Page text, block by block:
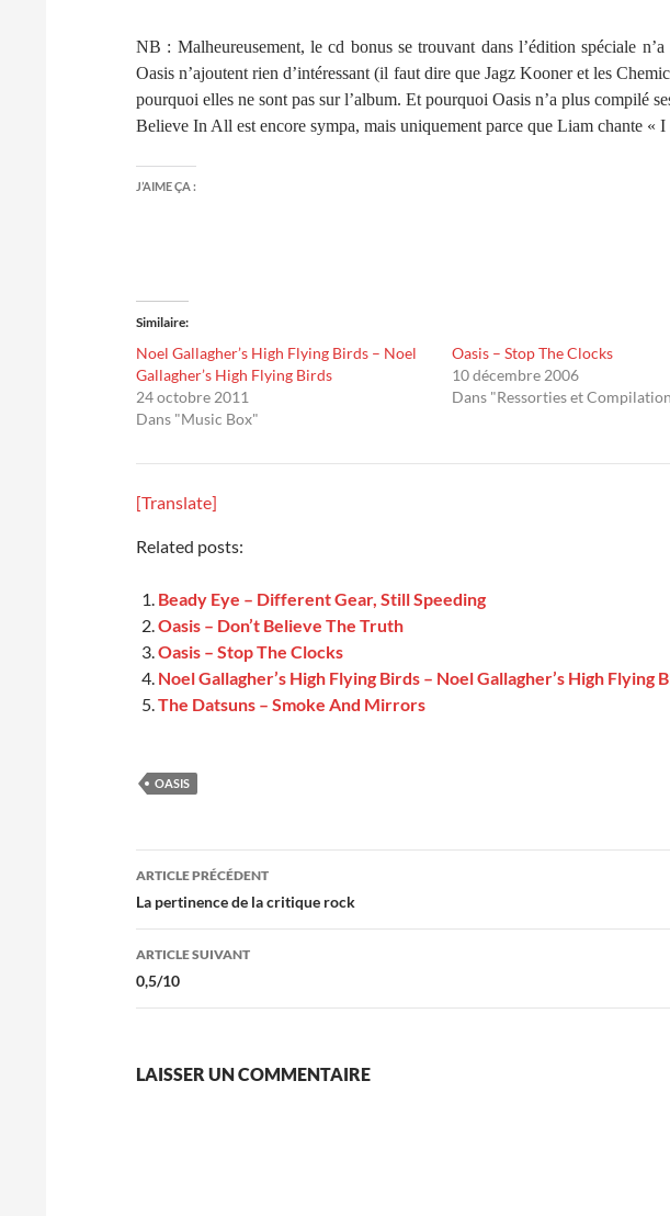
NB : Malheureusement, le cd bonus se trouvant dans l’édition spéciale
Oasis n’ajoutent rien d’intéressant (il faut dire que Jagz Kooner et les
pourquoi elles ne sont pas sur l’album. Et pourquoi Oasis n’a plus compilé
Believe In All est encore sympa, mais uniquement parce que Liam chante « I
J’AIME ÇA :
Similaire
Noel Gallagher’s High Flying Birds – Noel
Gallagher’s High Flying Birds
24 octobre 2011
Dans "Music Box"
Oasis – Stop The Clocks
10 décembre 2006
Dans "Ressorties et
[Translate]
Related posts:
Beady Eye – Different Gear, Still Speeding
Oasis – Don’t Believe The Truth
Oasis – Stop The Clocks
Noel Gallagher’s High Flying Birds – Noel Gallagher’s High Flying
The Datsuns – Smoke And Mirrors
OASIS
Navigation
des
articles
ARTICLE PRÉCÉDENT
La pertinence de la critique rock
ARTICLE SUIVANT
0,5/10
LAISSER UN COMMENTAIRE